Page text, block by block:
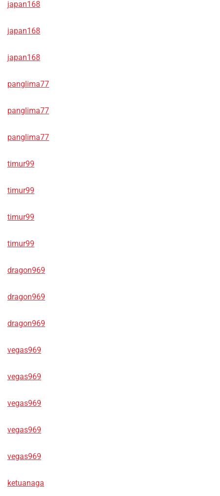
japan168
japan168
japan168
panglima77
panglima77
panglima77
timur99
timur99
timur99
timur99
dragon969
dragon969
dragon969
vegas969
vegas969
vegas969
vegas969
vegas969
ketuanaga